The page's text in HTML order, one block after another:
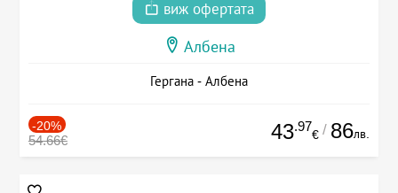
виж офертата
Албена
Гергана - Албена
-20%
54.66€ 43.97
€ / 86лв.